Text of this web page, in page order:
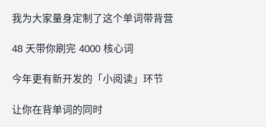
我为大家量身定制了这个单词带背营
48 天带你刷完 4000 核心词
今年更有新开发的「小阅读」环节
让你在背单词的同时